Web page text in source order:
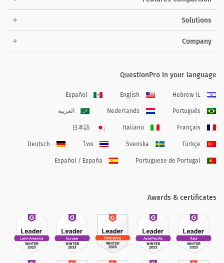
Solutions
Company
QuestionPro in your language
Hebrew IL
English
Español
Português
Nederlands العربية
Français
Italiano
日本語
Türkçe
Svenska
ไทย
Deutsch
Portuguese de Portugal
Español / España
Awards & certificates